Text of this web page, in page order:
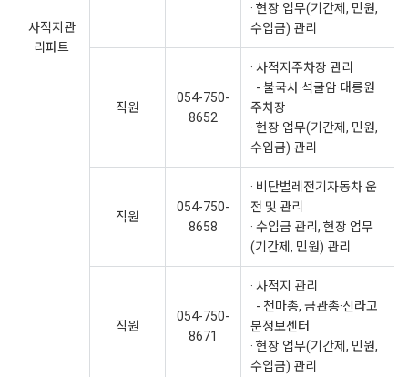
사적지관
리파트
· 현장 업무(기간제, 민원,
수입금) 관리
직원
054-750-
8652
· 사적지주차장 관리
- 불국사·석굴암·대릉원
주차장
· 현장 업무(기간제, 민원,
수입금) 관리
직원
054-750-
8658
· 비단벌레전기자동차 운
전 및 관리
· 수입금 관리, 현장 업무
(기간제, 민원) 관리
직원
054-750-
8671
· 사적지 관리
- 천마총, 금관총·신라고
분정보센터
· 현장 업무(기간제, 민원,
수입금) 관리